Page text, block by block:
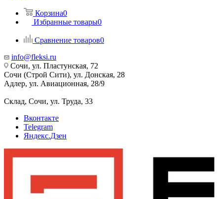
Корзина0
Избранные товары0
Сравнение товаров0
info@fleksi.ru
Сочи, ул. Пластунская, 72
Сочи (Строй Сити), ул. Донская, 28
Адлер, ул. Авиационная, 28/9
Склад, Сочи, ул. Труда, 33
Вконтакте
Telegram
Яндекс.Дзен